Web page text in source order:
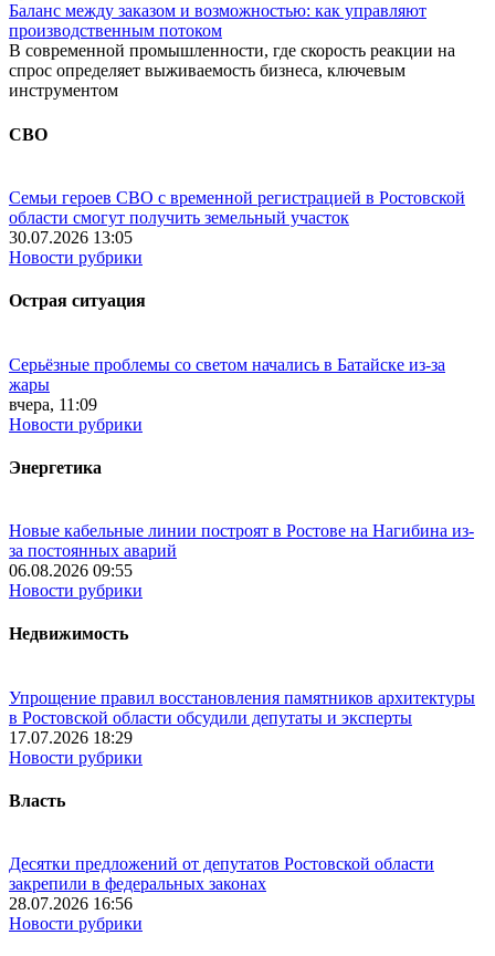
Баланс между заказом и возможностью: как управляют
производственным потоком
В современной промышленности, где скорость реакции на
спрос определяет выживаемость бизнеса, ключевым
инструментом
СВО
Семьи героев СВО с временной регистрацией в Ростовской
области смогут получить земельный участок
30.07.2026 13:05
Новости рубрики
Острая ситуация
Серьёзные проблемы со светом начались в Батайске из-за
жары
вчера, 11:09
Новости рубрики
Энергетика
Новые кабельные линии построят в Ростове на Нагибина из-
за постоянных аварий
06.08.2026 09:55
Новости рубрики
Недвижимость
Упрощение правил восстановления памятников архитектуры
в Ростовской области обсудили депутаты и эксперты
17.07.2026 18:29
Новости рубрики
Власть
Десятки предложений от депутатов Ростовской области
закрепили в федеральных законах
28.07.2026 16:56
Новости рубрики